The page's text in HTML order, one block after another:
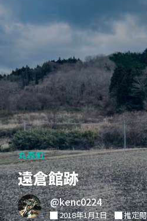
丸森町
遠倉館跡
@kenc0224
2018年1月1日 推定